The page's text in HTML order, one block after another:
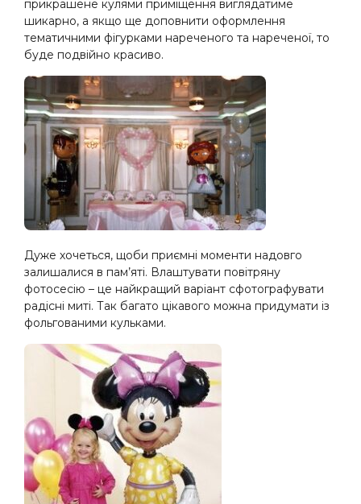
прикрашене кулями приміщення виглядатиме
шикарно, а якщо ще доповнити оформлення
тематичними фігурками нареченого та нареченої, то
буде подвійно красиво.
Дуже хочеться, щоби приємні моменти надовго
залишалися в пам’яті. Влаштувати повітряну
фотосесію – це найкращий варіант сфотографувати
радісні миті. Так багато цікавого можна придумати із
фольгованими кульками.